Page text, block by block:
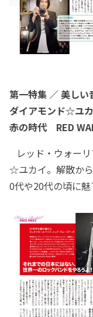
第一特集 ／ 美し
ダイアモンド☆ユ
赤の時代 RED
レッド・ウォー
☆ユカイ。解散か
0代や20代の頃に